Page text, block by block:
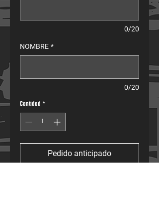
0/20
NOMBRE *
0/20
Cantidad *
Pedido anticipado